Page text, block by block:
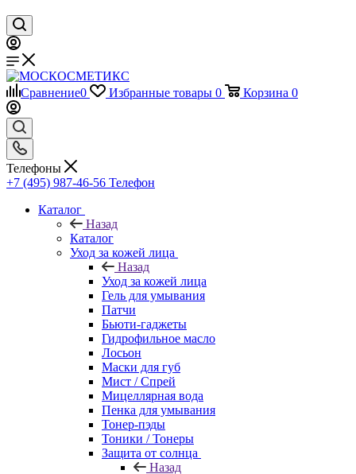
Сравнение0 Избранные товары 0 Корзина 0
Телефоны
+7 (495) 987-46-56 Телефон
Каталог
Назад
Каталог
Уход за кожей лица
Назад
Уход за кожей лица
Гель для умывания
Патчи
Бьюти-гаджеты
Гидрофильное масло
Лосьон
Маски для губ
Мист / Спрей
Мицеллярная вода
Пенка для умывания
Тонер-пэды
Тоники / Тонеры
Защита от солнца
Назад